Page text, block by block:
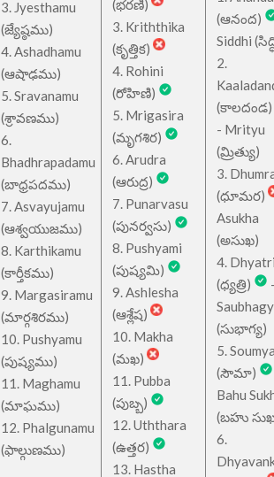
3. Jyesthamu
(జ్యేష్ఠము)
4. Ashadhamu
(ఆషాఢము)
5. Sravanamu
(శ్రావణము)
6.
Bhadhrapadamu
(బాధ్రపదము)
7. Asvayujamu
(ఆశ్వయుజము)
8. Karthikamu
(కార్తీకము)
9. Margasiramu
(మార్గశిరము)
10. Pushyamu
(పుష్యము)
11. Maghamu
(మాఘము)
12. Phalgunamu
(ఫాల్గుణము)
(భరణి)
3. Kriththika
(కృత్తిక)
4. Rohini
(రోహిణి)
5. Mrigasira
(మృగశిర)
6. Arudra
(ఆరుద్ర)
7. Punarvasu
(పునర్వసు)
8. Pushyami
(పుష్యమి)
9. Ashlesha
(ఆశ్లేష)
10. Makha
(మఖ)
11. Pubba
(పుబ్బ)
12. Uththara
(ఉత్తర)
13. Hastha
(ఆనంద)
Siddhi
2.
(కాలదండ)
- Mrityu
(మ్రిత్యు)
3.
(ధూమర)
Asukha
(అసుఖ)
4.
(ధ్యత్రి)
(సుభాగ్య)
5.
(సౌమా)
Bahu
(బహు
6.